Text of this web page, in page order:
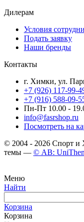
Дилерам
Условия
Подать заявку
Наши бренды
Контакты
г. Химки, ул.
+7 (926) 117-99-
+7 (916) 588-09-
Пн-Пт 10.00 -
info@fasrshop.ru
Посмотреть на
© 2004 - 2026 Спорт и
темы — © AB:
Меню
Найти
Корзина
Корзина